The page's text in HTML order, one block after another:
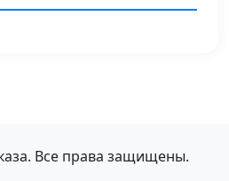
Все права защищены.